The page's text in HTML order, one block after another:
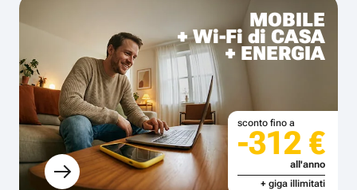
MOBILE
+ Wi-Fi di CASA
+ ENERGIA
sconto fino a
-312 €
all'anno
+ giga illimitati